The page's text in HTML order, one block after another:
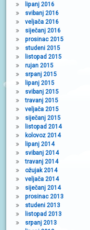
lipanj 2016
svibanj 2016
veljača 2016
siječanj 2016
prosinac 2015
studeni 2015
listopad 2015
rujan 2015
srpanj 2015
lipanj 2015
svibanj 2015
travanj 2015
veljača 2015
siječanj 2015
listopad 2014
kolovoz 2014
lipanj 2014
svibanj 2014
travanj 2014
ožujak 2014
veljača 2014
siječanj 2014
prosinac 2013
studeni 2013
listopad 2013
srpanj 2013